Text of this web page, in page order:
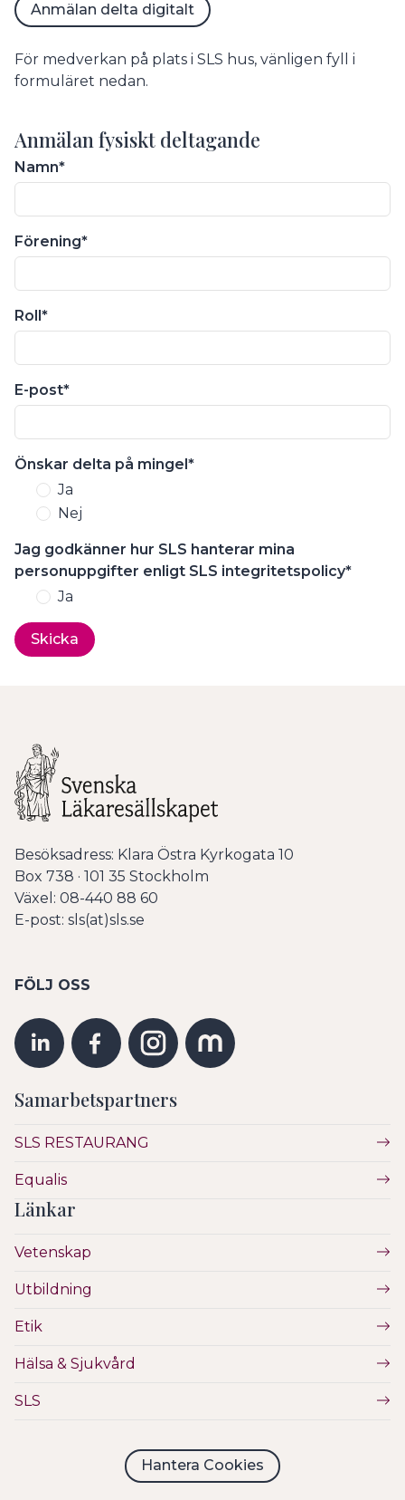
Anmälan delta digitalt
För medverkan på plats i SLS hus, vänligen fyll i
formuläret nedan.
Anmälan fysiskt deltagande
Namn
Förening
Roll
E-post
Önskar delta på mingel
Ja
Nej
Jag godkänner hur SLS hanterar mina
personuppgifter enligt SLS integritetspolicy
Ja
Skicka
Besöksadress: Klara Östra Kyrkogata 10
Box 738 · 101 35 Stockholm
Växel: 08-440 88 60
E-post: sls(at)sls.se
FÖLJ OSS
Samarbetspartners
SLS RESTAURANG
Equalis
Länkar
Vetenskap
Utbildning
Etik
Hälsa & Sjukvård
SLS
Hantera Cookies